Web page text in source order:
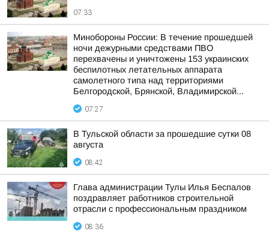
07:33
Минобороны России: В течение прошедшей
ночи дежурными средствами ПВО
перехвачены и уничтожены 153 украинских
беспилотных летательных аппарата
самолетного типа над территориями
Белгородской, Брянской, Владимирской...
07:27
В Тульской области за прошедшие сутки 08
августа
08:42
Глава администрации Тулы Илья Беспалов
поздравляет работников строительной
отрасли с профессиональным праздником
08:36